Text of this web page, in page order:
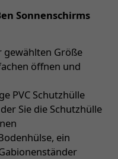
Sonnenschirms
gewählten Größe
öffnen und
PVC Schutzhülle
Sie die Schutzhülle
ein